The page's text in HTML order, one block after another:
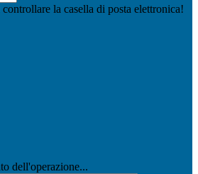
la casella di posta elettronica!
dell'operazione...